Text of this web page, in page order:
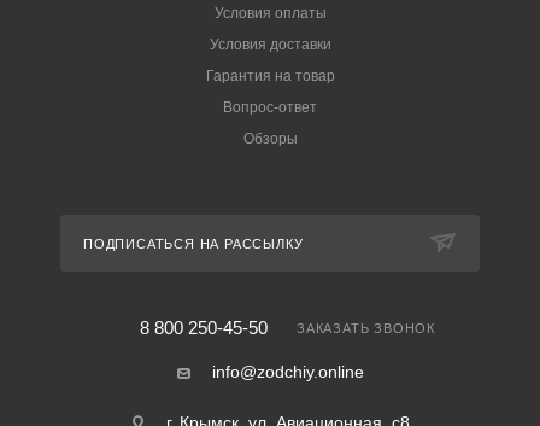
Условия оплаты
Условия доставки
Гарантия на товар
Вопрос-ответ
Обзоры
ПОДПИСАТЬСЯ НА РАССЫЛКУ
8 800 250-45-50 ЗАКАЗАТЬ ЗВОНОК
info@zodchiy.online